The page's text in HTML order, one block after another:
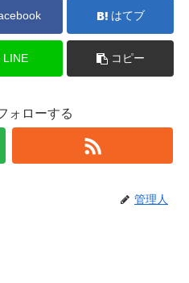
はてブ
LINE コピー
ォローする
管理人